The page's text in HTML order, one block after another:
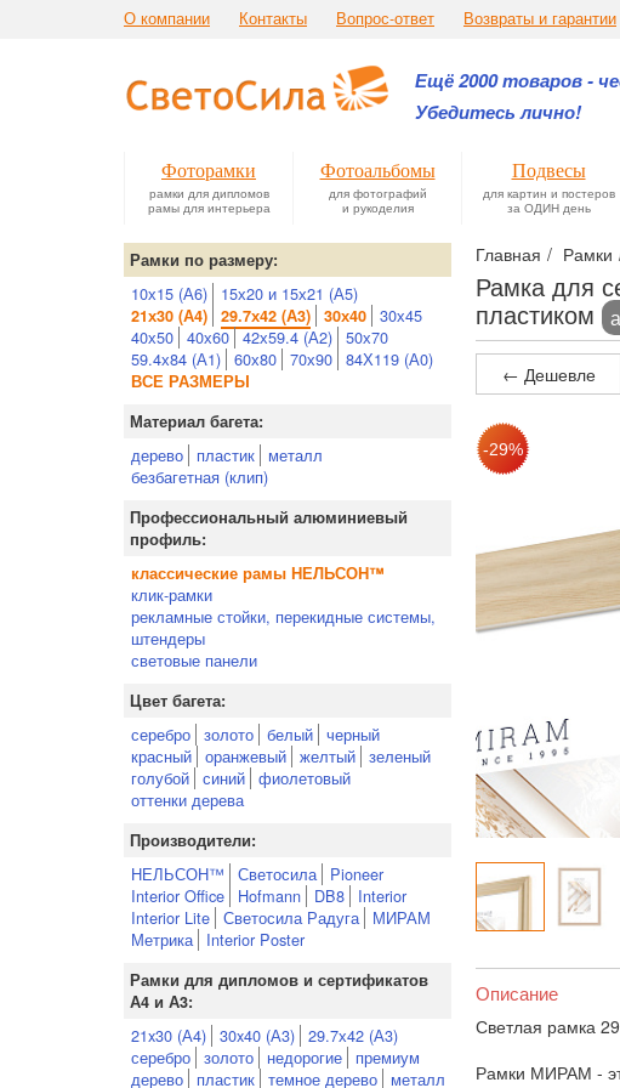
О компании Контакты Вопрос-ответ Возвраты и гарантии
Ещё 2000 товаров -
Убедитесь лично!
Фоторамки
рамки для дипломов
рамы для интерьера
Фотоальбомы
для фотографий
и рукоделия
Подвесы
для картин и постеров
за ОДИН день
Главная Рамки
Рамка для
пластиком
Рамки по размеру:
10х15 (А6) 15х20 и 15х21 (А5)
21х30 (А4) 29.7х42 (А3) 30х40
30х45
40х50 40х60 42х59.4 (А2) 50х70
59.4х84 (А1) 60х80 70х90 84Х119 (А0)
ВСЕ РАЗМЕРЫ
Материал багета:
дерево пластик
металл
безбагетная (клип)
Профессиональный алюминиевый
профиль:
классические рамы НЕЛЬСОН™
клик-рамки
рекламные стойки, перекидные системы,
штендеры
световые панели
Цвет багета:
серебро золото белый черный
красный оранжевый желтый зеленый
голубой синий фиолетовый
оттенки дерева
Производители:
НЕЛЬСОН™ Светосила
Pioneer
Interior Office
Hofmann DB8
Interior
Interior Lite Светосила Радуга
МИРАМ
Метрика
Interior Poster
Рамки для дипломов и сертификатов
А4 и А3:
21x30 (А4) 30x40 (А3) 29.7х42 (А3)
серебро золото недорогие
премиум
дерево
пластик темное дерево
металл
← Дешевле
Описание
Светлая рамка
Рамки МИРАМ -